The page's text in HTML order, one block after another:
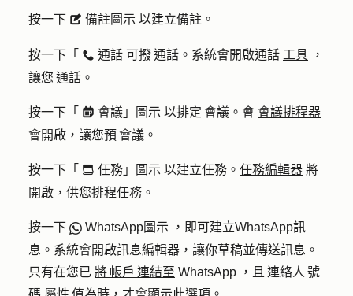
按一下 description 備註圖示 以建立備註。
按一下「 calling 通話 可撥 通話。系統會開啟通話 工具 ，
讓您 通話。
按一下「 meetings 會議」圖示 以排定 會議。會 會議排程器
會開啟，讓您預 會議。
按一下「 tasksIcon 任務」圖示 以建立任務。 任務編輯器 將
開啟，供您排程任務。
按一下 socialWhatsapp WhatsApp圖示 ，即可建立WhatsApp訊
息。系統會開啟訊息編輯器，讓你草稿並傳送訊息。
只有在您已 將 帳戶 連結至 WhatsApp ，且 連絡人 號